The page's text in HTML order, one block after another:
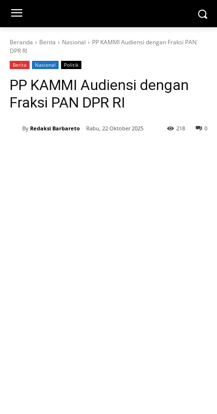
Beranda Berita Nasional
PP KAMMI Audiensi dengan Fraksi PAN
DPR RI
Berita Nasional Politik
PP KAMMI Audiensi dengan
Fraksi PAN DPR RI
By Redaksi Barbareto Rabu, 22 Oktober 2025 0
218